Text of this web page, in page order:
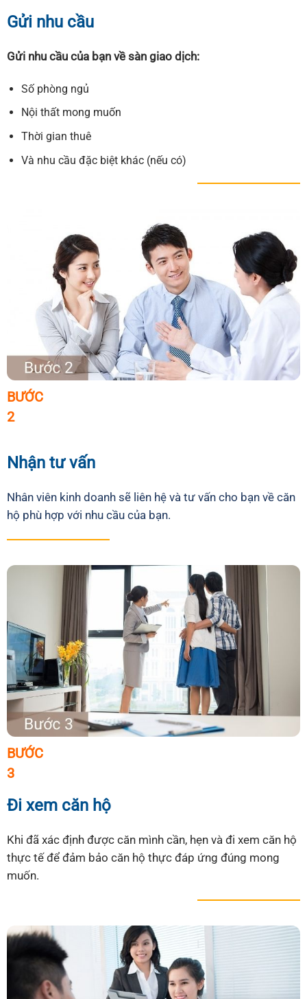
Gửi nhu cầu
Gửi nhu cầu của bạn về sàn giao dịch:
Số phòng ngủ
Nội thất mong muốn
Thời gian thuê
Và nhu cầu đặc biệt khác (nếu có)
BƯỚC
2
Nhận tư vấn
Nhân viên kinh doanh sẽ liên hệ và tư vấn cho bạn về căn
hộ phù hợp với nhu cầu của bạn.
BƯỚC
3
Đi xem căn hộ
Khi đã xác định được căn mình cần, hẹn và đi xem căn hộ
thực tế để đảm bảo căn hộ thực đáp ứng đúng mong
muốn.